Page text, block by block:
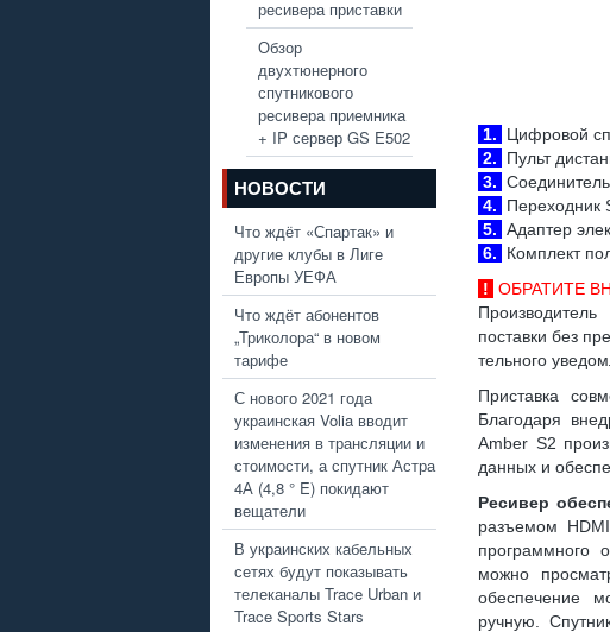
ресивера приставки
Обзор
двухтюнерного
спутникового
ресивера приемника
+ IP сервер GS E502
НОВОСТИ
Что ждёт «Спартак» и
другие клубы в Лиге
Европы УЕФА
Что ждёт абонентов
„Триколора“ в новом
тарифе
С нового 2021 года
украинская Volia вводит
изменения в трансляции и
стоимости, а спутник Астра
4А (4,8 ° E) покидают
вещатели
В украинских кабельных
сетях будут показывать
телеканалы Trace Urban и
Trace Sports Stars
1.
Цифровой
2.
Пульт
3.
4.
Переходник
5. Адаптер
6.
Комплект
! ОБРАТИТЕ
поставки без
тельного
Приставка
Благодаря
Amber S2
данных и
Ресивер
разъемом
программного
можно
обеспечение
ручную.